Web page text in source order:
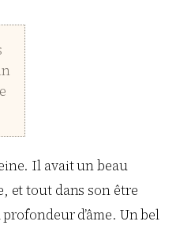
Il avait un beau
et tout dans son être
d’âme. Un bel